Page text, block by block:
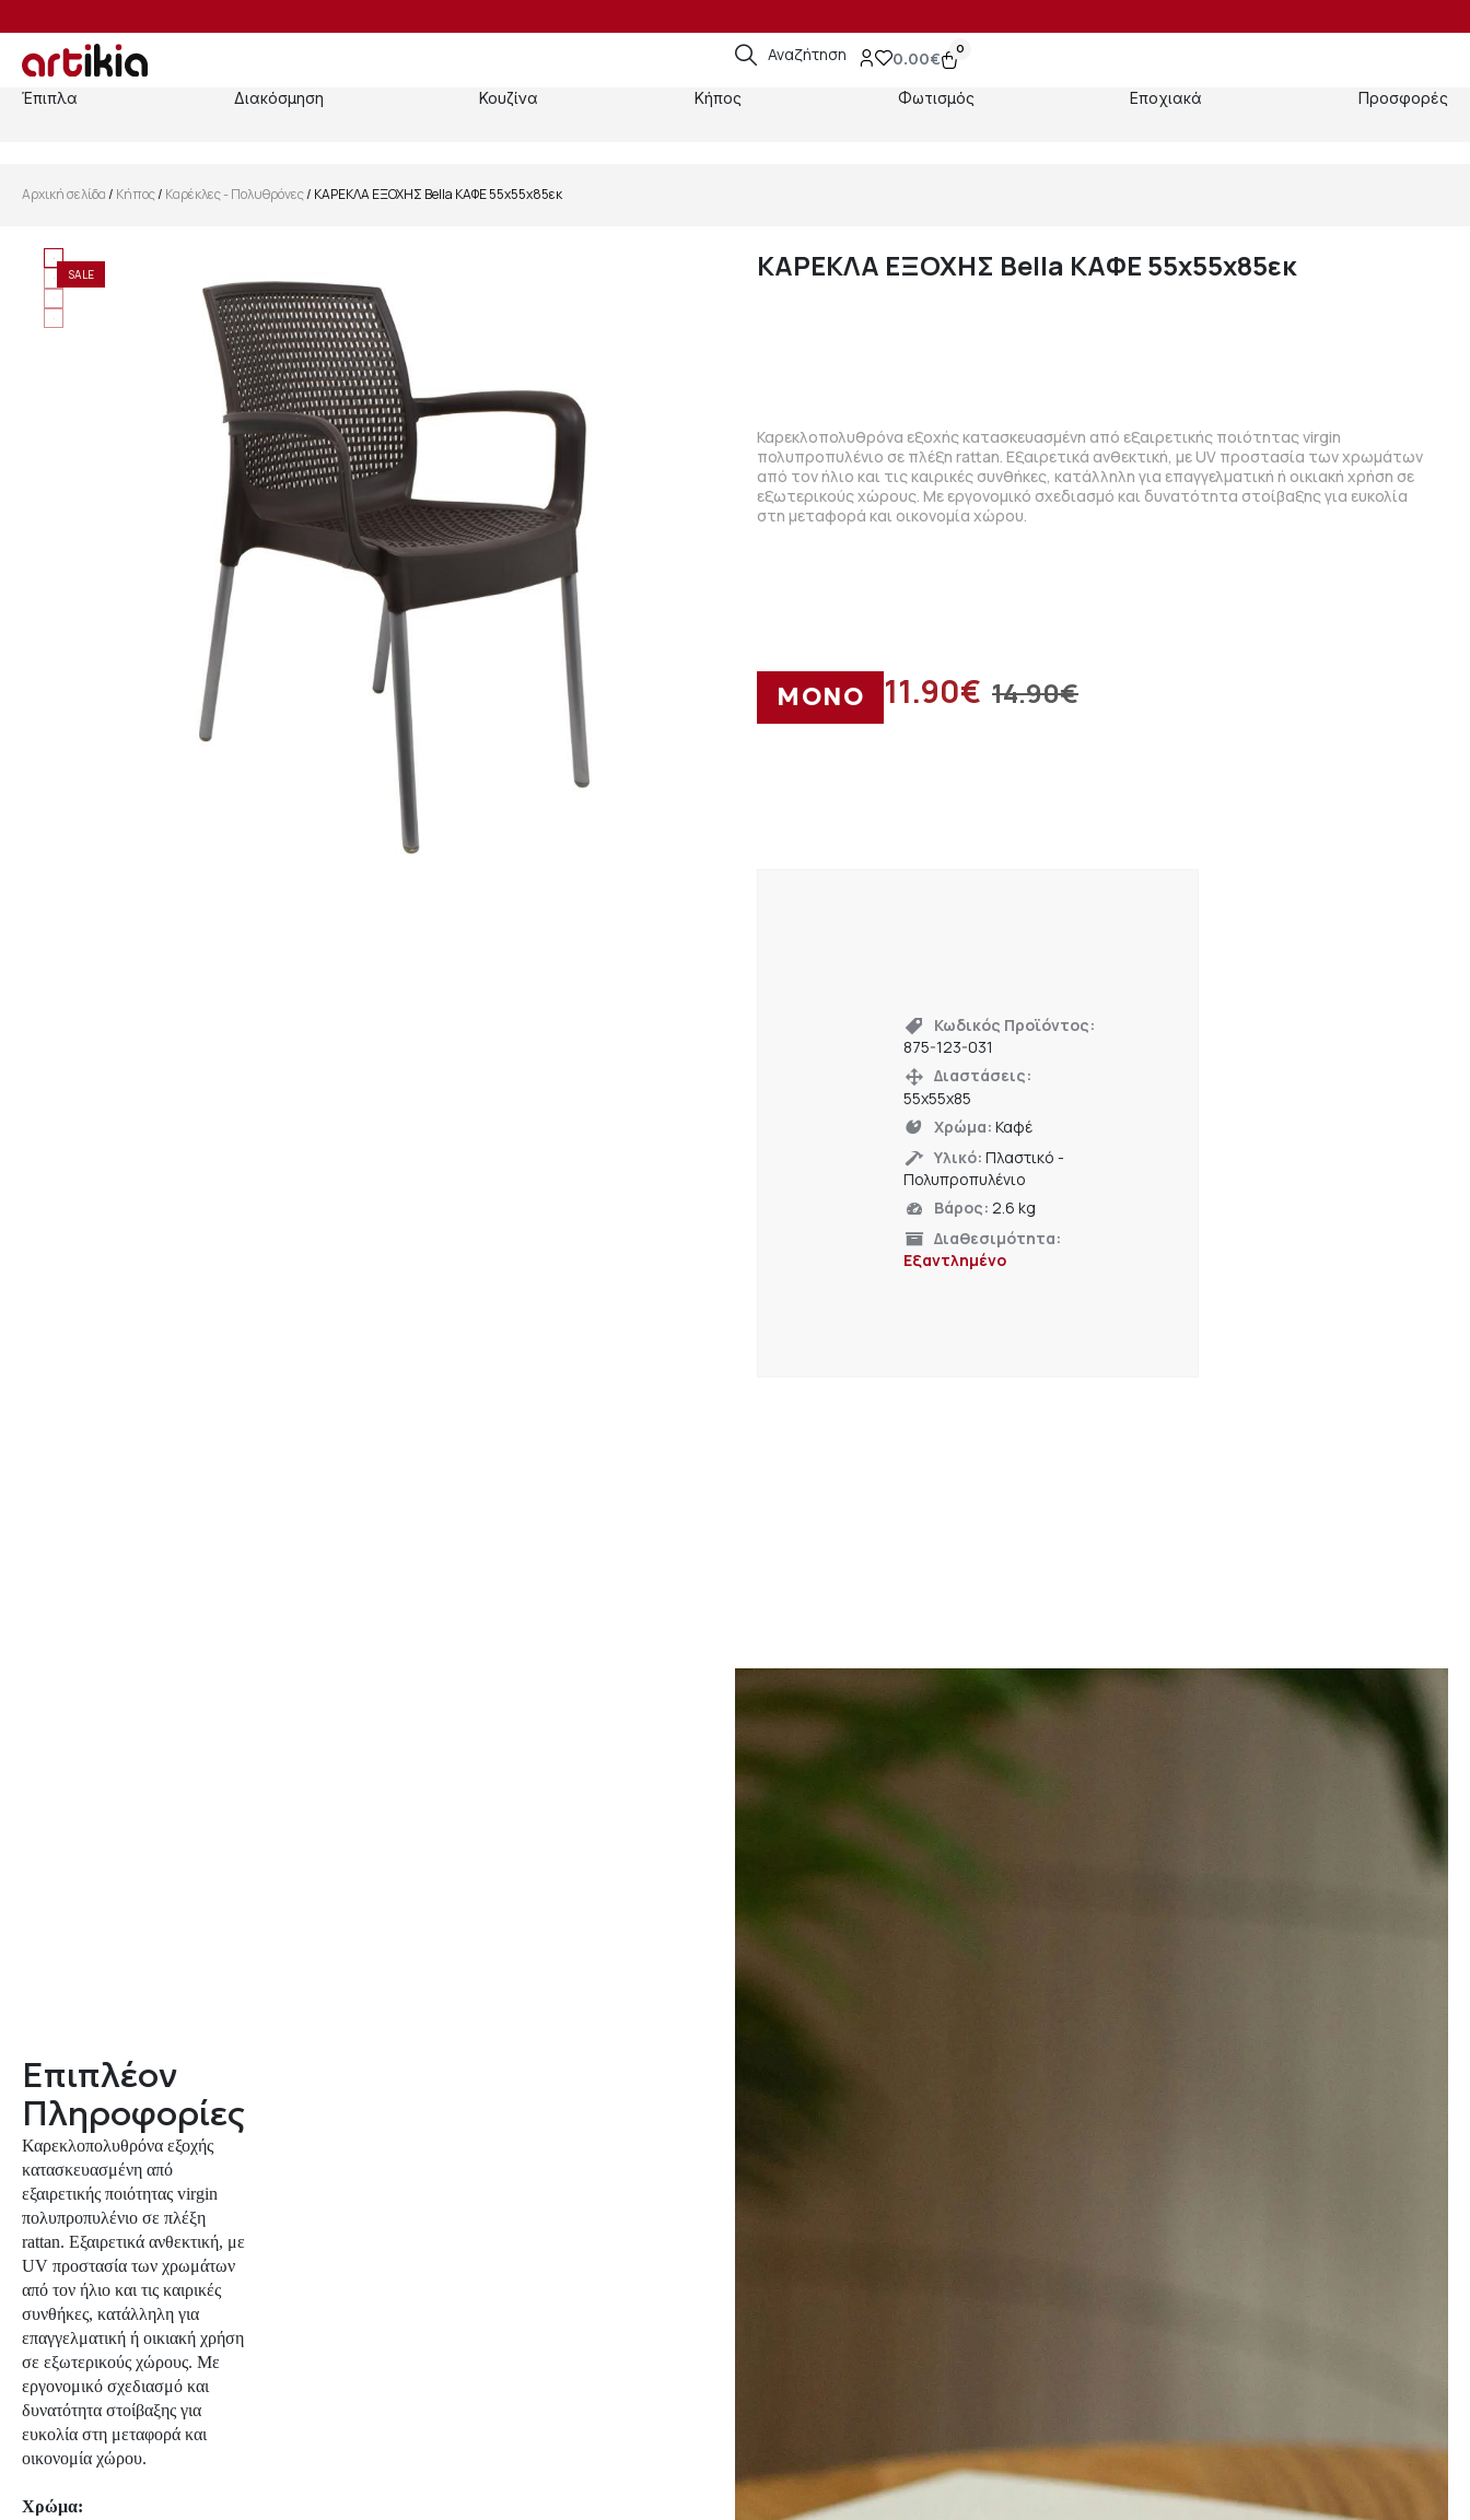
Αναζήτηση 0.00€
0
Έπιπλα Διακόσμηση Κουζίνα Κήπος Φωτισμός Εποχιακά Προσφορές
Αρχική σελίδα/ Κήπος/ Καρέκλες - Πολυθρόνες/ ΚΑΡΕΚΛΑ ΕΞΟΧΗΣ Bella ΚΑΦΕ 55x55x85εκ
SALE ΚΑΡΕΚΛΑ ΕΞΟΧΗΣ Bella ΚΑΦΕ 55x55x85εκ
Καρεκλοπολυθρόνα εξοχής κατασκευασμένη από εξαιρετικής ποιότητας virgin
πολυπροπυλένιο σε πλέξη rattan. Eξαιρετικά ανθεκτική, με UV προστασία των χρωμάτων
από τον ήλιο και τις καιρικές συνθήκες, κατάλληλη για επαγγελματική ή οικιακή χρήση σε
εξωτερικούς χώρους. Με εργονομικό σχεδιασμό και δυνατότητα στoίβαξης για ευκολία
στη μεταφορά και οικονομία χώρου.
ΜΟΝΟ 14.90€
11.90€
Κωδικός Προϊόντος:
875-123-031
Διαστάσεις:
55x55x85
Χρώμα:Καφέ
Υλικό:Πλαστικό -
Πολυπροπυλένιο
Βάρος:2.6 kg
Διαθεσιμότητα:
Εξαντλημένο
Επιπλέον
Πληροφορίες
Καρεκλοπολυθρόνα εξοχής
κατασκευασμένη από
εξαιρετικής ποιότητας virgin
πολυπροπυλένιο σε πλέξη
rattan. Eξαιρετικά ανθεκτική, με
UV προστασία των χρωμάτων
από τον ήλιο και τις καιρικές
συνθήκες, κατάλληλη για
επαγγελματική ή οικιακή χρήση
σε εξωτερικούς χώρους. Με
εργονομικό σχεδιασμό και
δυνατότητα στoίβαξης για
ευκολία στη μεταφορά και
οικονομία χώρου.
Χρώμα: